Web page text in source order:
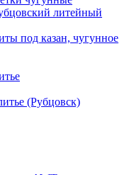
литейный
под казан, чугунное
(Рубцовск)